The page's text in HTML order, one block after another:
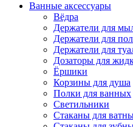
Ванные аксессуары
Вёдра
Держатели для
Держатели для
Держатели для
Дозаторы для
Ёршики
Корзины для душа
Полки для ванных
Светильники
Стаканы для